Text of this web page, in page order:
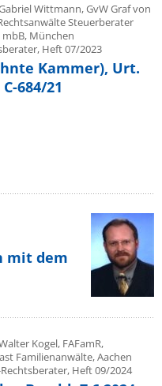
Wittmann, GvW Graf von
Steuerberater
München
Heft 07/2023
Kammer), Urt.
684/21
mit dem
Kogel, FAFamR,
Familienanwälte, Aachen
Heft 09/2024